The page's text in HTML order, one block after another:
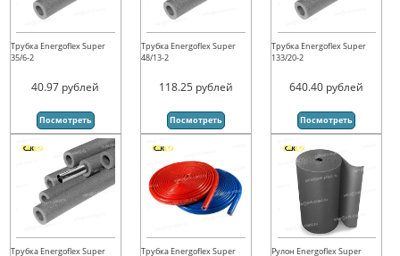
Трубка Energoflex Super
35/6-2
40.97 рублей
Посмотреть
Трубка Energoflex Super
48/13-2
118.25 рублей
Посмотреть
Трубка Energoflex Super
133/20-2
640.40 рублей
Посмотреть
Трубка Energoflex Super
Трубка Energoflex Super
Рулон Energoflex Super